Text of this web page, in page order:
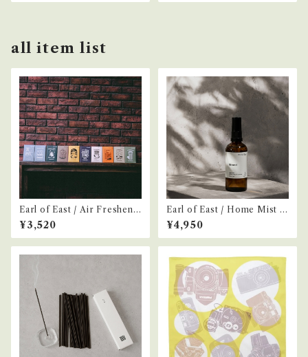
all item list
Earl of East / Air Freshene
r
¥3,520
Earl of East / Home Mist -
Strand-
¥4,950